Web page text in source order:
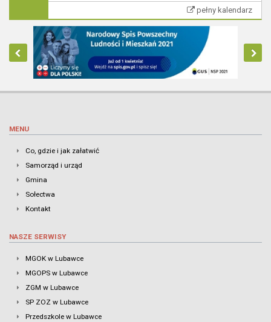
pełny kalendarz
MENU
Co, gdzie i jak załatwić
Samorząd i urząd
Gmina
Sołectwa
Kontakt
NASZE SERWISY
MGOK w Lubawce
MGOPS w Lubawce
ZGM w Lubawce
SP ZOZ w Lubawce
Przedszkole w Lubawce